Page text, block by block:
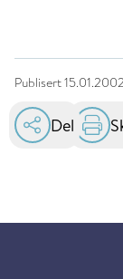
Publisert15.01.2002
Del